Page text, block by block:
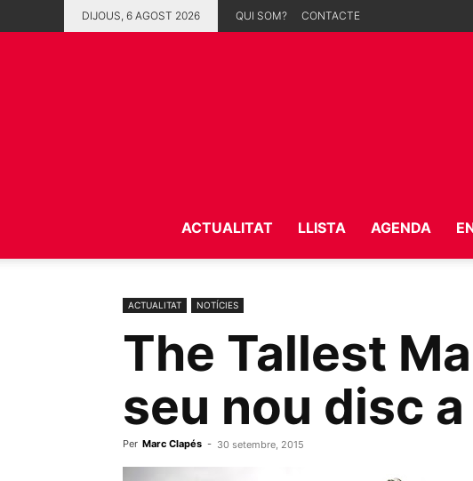
DIJOUS, 6 AGOST 2026 QUI SOM? CONTACTE
ACTUALITAT LLISTA AGENDA
ACTUALITAT NOTÍCIES
The Tallest
seu nou disc
Per Marc Clapés - 30 setembre, 2015